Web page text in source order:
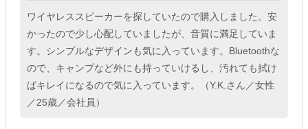
ワイヤレススピーカーを探していたので購入しました。安
かったので少し心配していましたが、音質に満足していま
す。シンプルなデザインも気に入っています。Bluetoothな
ので、キャンプなど外にも持っていけるし、汚れても拭け
ばキレイになるので気に入っています。（Y.K.さん／女性
／25歳／会社員）